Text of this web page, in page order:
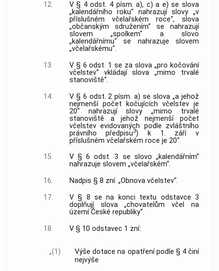
12.
V § 4 odst. 4 písm. a), c) a e) se slova
„kalendářního roku“ nahrazují slovy „v
příslušném včelařském roce“, slova
„občanským sdružením“ se nahrazují
slovem „spolkem“ a slovo
„kalendářnímu“ se nahrazuje slovem
„včelařskému“.
13.
V § 6 odst. 1 se za slova „pro kočování
včelstev“ vkládají slova „mimo trvalé
stanoviště“.
14.
V § 6 odst. 2 písm. a) se slova „a jehož
nejmenší počet kočujících včelstev je
20“ nahrazují slovy „mimo trvalé
stanoviště a jehož nejmenší počet
včelstev evidovaných podle zvláštního
právního předpisu3) k 1. září v
příslušném včelařském roce je 20“.
15.
V § 6 odst. 3 se slovo „kalendářním“
nahrazuje slovem „včelařském“.
16.
Nadpis § 8 zní: „Obnova včelstev“.
17.
V § 8 se na konci textu odstavce 3
doplňují slova „chovatelům včel na
území České republiky“.
18.
V § 10 odstavec 1 zní:
„(1)
Výše dotace na opatření podle § 4 činí
nejvýše